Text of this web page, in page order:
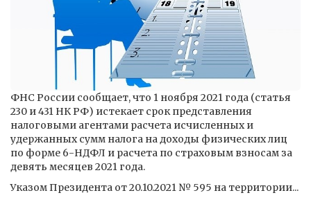
ФНС России сообщает, что 1 ноября 2021 года (статья
230 и 431 НК РФ) истекает срок представления
налоговыми агентами расчета исчисленных и
удержанных сумм налога на доходы физических лиц
по форме 6-НДФЛ и расчета по страховым взносам за
девять месяцев 2021 года.
Указом Президента от 20.10.2021 № 595 на территории...